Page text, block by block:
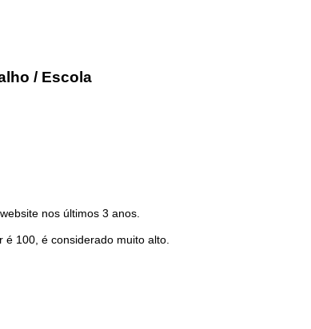
/ Escola
nos últimos 3 anos.
100, é considerado muito alto.